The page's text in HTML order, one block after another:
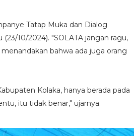
Tatap Muka dan Dialog
10/2024). "SOLATA jangan ragu,
bahwa ada juga orang
Kolaka, hanya berada pada
itu tidak benar," ujarnya.